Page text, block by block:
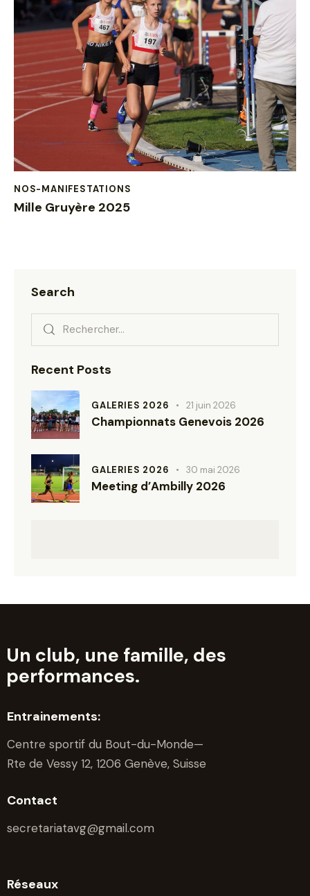
NOS-MANIFESTATIONS
Mille Gruyère 2025
Search
Recent Posts
GALERIES 2026 21 juin 2026
Championnats Genevois 2026
GALERIES 2026 30 mai 2026
Meeting d’Ambilly 2026
Un club, une famille, des
performances.
Entrainements:
Centre sportif du Bout-du-Monde—
Rte de Vessy 12, 1206 Genève, Suisse
Contact
secretariatavg@gmail.com
Réseaux